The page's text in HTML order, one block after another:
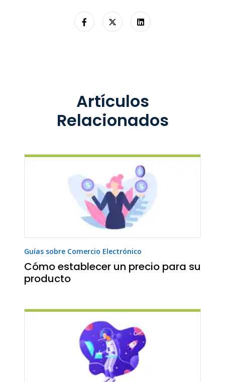
Artículos
Relacionados
Guías sobre Comercio Electrónico
Cómo establecer un precio para su
producto